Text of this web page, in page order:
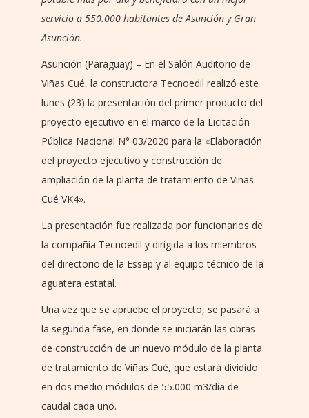
servicio a 550.000 habitantes de Asunción y Gran
Asunción.
Asunción (Paraguay) – En el Salón Auditorio de
Viñas Cué, la constructora Tecnoedil realizó este
lunes (23) la presentación del primer producto del
proyecto ejecutivo en el marco de la Licitación
Pública Nacional N° 03/2020 para la «Elaboración
del proyecto ejecutivo y construcción de
ampliación de la planta de tratamiento de Viñas
Cué VK4».
La presentación fue realizada por funcionarios de
la compañía Tecnoedil y dirigida a los miembros
del directorio de la Essap y al equipo técnico de la
aguatera estatal.
Una vez que se apruebe el proyecto, se pasará a
la segunda fase, en donde se iniciarán las obras
de construcción de un nuevo módulo de la planta
de tratamiento de Viñas Cué, que estará dividido
en dos medio módulos de 55.000 m3/día de
caudal cada uno.